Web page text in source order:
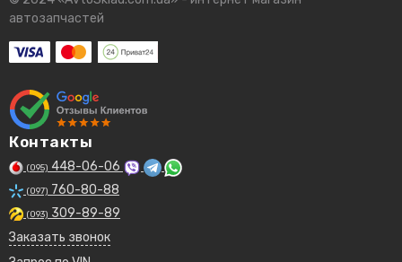
автозапчастей
Контакты
(095) 448-06-06
(097) 760-80-88
(093) 309-89-89
Заказать звонок